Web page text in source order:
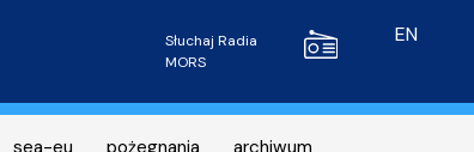
Radio MORS
Słuchaj Radia
MORS
EN
sea-eu pożegnania archiwum